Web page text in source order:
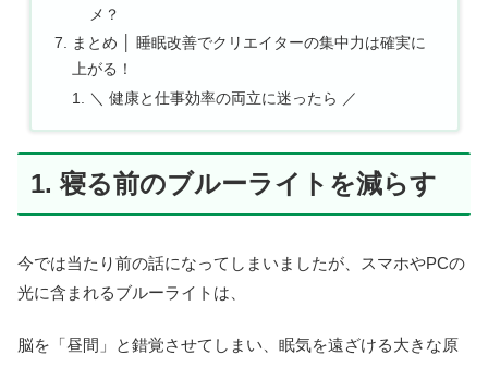
メ？
まとめ │ 睡眠改善でクリエイターの集中力は確実に
上がる！
＼ 健康と仕事効率の両立に迷ったら ／
1. 寝る前のブルーライトを減らす
今では当たり前の話になってしまいましたが、スマホやPCの
光に含まれるブルーライトは、
脳を「昼間」と錯覚させてしまい、眠気を遠ざける大きな原